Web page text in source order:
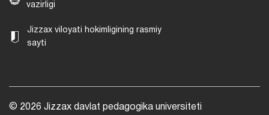
vazirligi
Jizzax viloyati hokimligining rasmiy
sayti
© 2026 Jizzax davlat pedagogika universiteti